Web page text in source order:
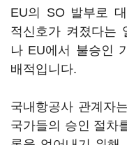
EU의 SO 발부로
적신호가 켜졌다는
나 EU에서 불승인
배적입니다.
국내항공사 관계자
국가들의 승인 절차